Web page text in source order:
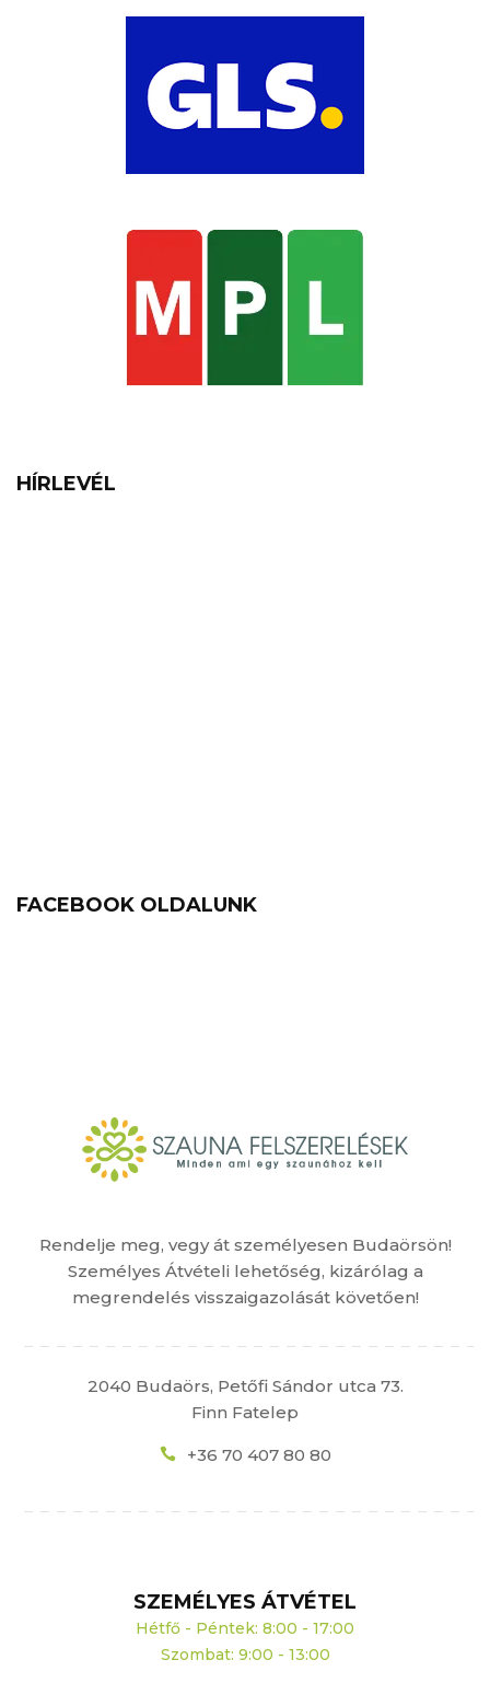
Rendelje meg, vegy át személyesen Budaörsön!
Személyes Átvételi lehetőség, kizárólag a
megrendelés visszaigazolását követően!
2040 Budaörs, Petőfi Sándor utca 73.
Finn Fatelep
+36 70 407 80 80
SZEMÉLYES ÁTVÉTEL
Hétfő - Péntek: 8:00 - 17:00
Szombat: 9:00 - 13:00
HÍRLEVÉL
FACEBOOK OLDALUNK